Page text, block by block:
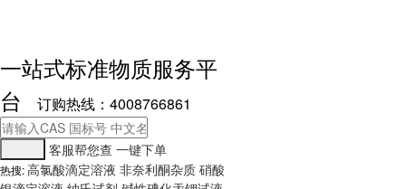
一站式标准物质服务平
台
订购热线：4008766861
客服帮您查 一键下单
热搜:高氯酸滴定溶液 非奈利酮杂质 硝酸